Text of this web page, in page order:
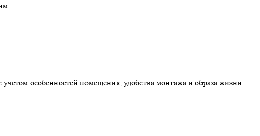
особенностей помещения, удобства монтажа и образа жизни.